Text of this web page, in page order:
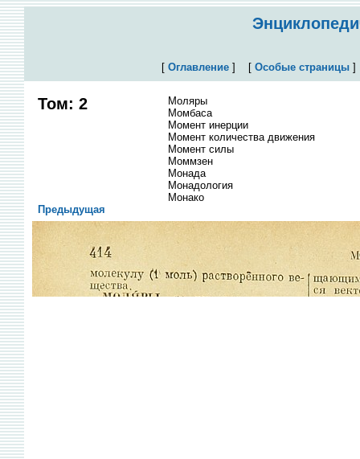
[ Оглавление] [ Особые страницы
Том: 2
Моляры
Момбаса
Момент инерции
Момент количества движения
Момент силы
Моммзен
Монада
Монадология
Монако
Предыдущая